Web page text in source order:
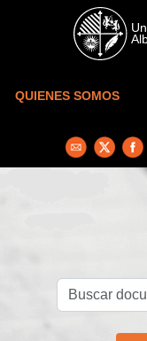
Skip to main content
QUIENES SOMOS